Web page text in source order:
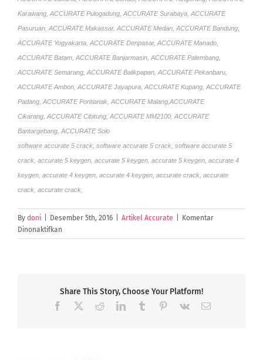
Karawang, ACCURATE Pulogadung, ACCURATE Surabaya, ACCURATE
Pasuruan, ACCURATE Makassar, ACCURATE Medan, ACCURATE Bandung,
ACCURATE Yogyakarta, ACCURATE Denpasar, ACCURATE Manado,
ACCURATE Batam, ACCURATE Banjarmasin, ACCURATE Palembang,
ACCURATE Semarang, ACCURATE Balikpapan, ACCURATE Pekanbaru,
ACCURATE Ambon, ACCURATE Jayapura, ACCURATE Kupang, ACCURATE
Padang, ACCURATE Pontianak, ACCURATE Malang,ACCURATE
Cikarang, ACCURATE Cibitung, ACCURATE MM2100, ACCURATE
Bantargebang, ACCURATE Solo
software accurate 5 crack, software accurate 5 crack, software accurate 5
crack, accurate 5 keygen, accurate 5 keygen, accurate 5 keygen, accurate 4
keygen, accurate 4 keygen, accurate 4 keygen, accurate crack, accurate
crack, accurate crack,
By doni Desember 5th, 2016 Artikel Accurate
Komentar
Dinonaktifkan
ACCURATE
Dengan
Share This Story, Choose Your Platform!
Facebook RedditLinkedInTumblr Pinterest
Vk Email